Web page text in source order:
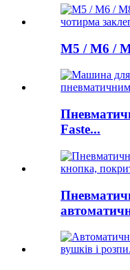
M5 / M6 /
Faste...